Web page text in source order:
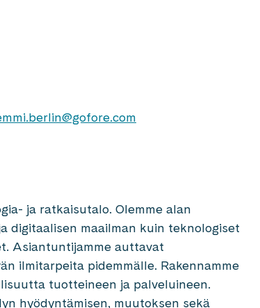
ja ratkaisutalo. Olemme alan
digitaalisen maailman kuin teknologiset
Asiantuntijamme auttavat
ilmitarpeita pidemmälle. Rakennamme
tuotteineen ja palveluineen.
hyödyntämisen, muutoksen sekä